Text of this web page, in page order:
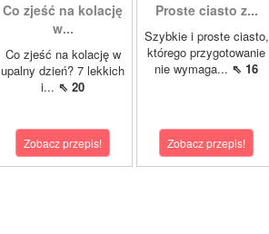
Co zjeść na kolację
w...
Co zjeść na kolację w
upalny dzień? 7 lekkich
i... ⇖ 20
Zobacz przepis!
Proste ciasto z...
Szybkie i proste ciasto,
którego przygotowanie
nie wymaga... ⇖ 16
Zobacz przepis!